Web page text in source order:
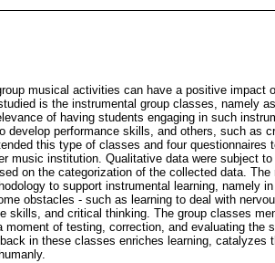
musical activities can have a positive impact
is the instrumental group classes, namely
of having students engaging in such
develop performance skills, and others, such as
this type of classes and four questionnaires
music institution. Qualitative data were subject
on the categorization of the collected data.
to support instrumental learning, namely
obstacles - such as learning to deal with
skills, and critical thinking. The group classes
of testing, correction, and evaluating the
in these classes enriches learning, catalyzes